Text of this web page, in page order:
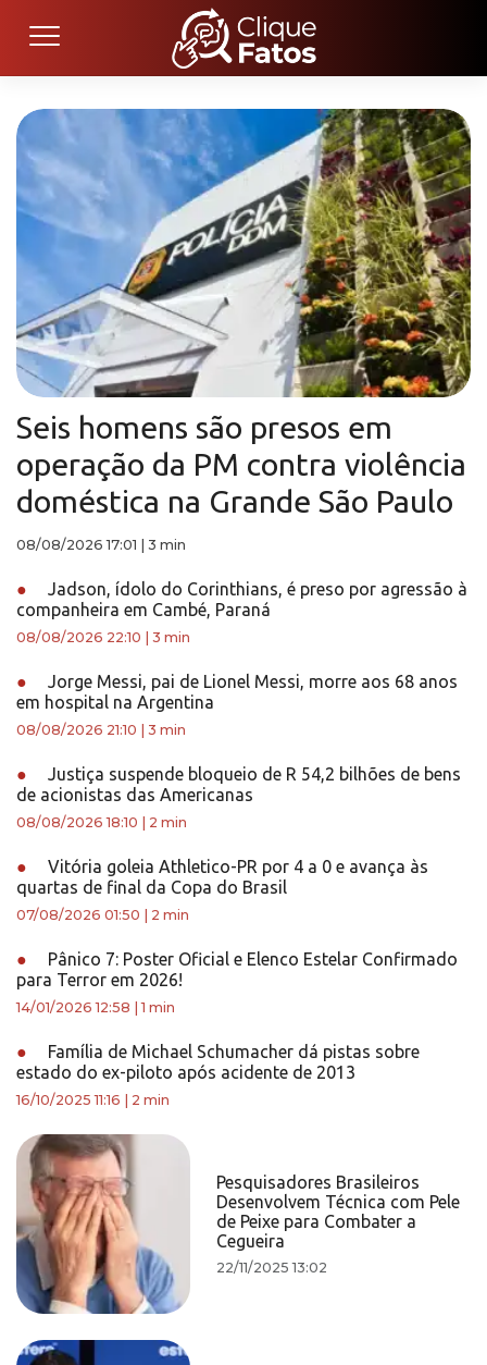
Seis homens são presos em
operação da PM contra violência
doméstica na Grande São Paulo
08/08/2026 17:01 3 min
●
Jadson, ídolo do Corinthians, é preso por agressão à
companheira em Cambé, Paraná
08/08/2026 22:10 3 min
●
Jorge Messi, pai de Lionel Messi, morre aos 68 anos
em hospital na Argentina
08/08/2026 21:10 3 min
●
Justiça suspende bloqueio de R 54,2 bilhões de bens
de acionistas das Americanas
08/08/2026 18:10 2 min
●
Vitória goleia Athletico-PR por 4 a 0 e avança às
quartas de final da Copa do Brasil
07/08/2026 01:50 2 min
●
Pânico 7: Poster Oficial e Elenco Estelar Confirmado
para Terror em 2026!
14/01/2026 12:58 |1 min
●
Família de Michael Schumacher dá pistas sobre
estado do ex-piloto após acidente de 2013
16/10/2025 11:16 2 min
Pesquisadores Brasileiros
Desenvolvem Técnica com Pele
de Peixe para Combater a
Cegueira
22/11/2025 13:02